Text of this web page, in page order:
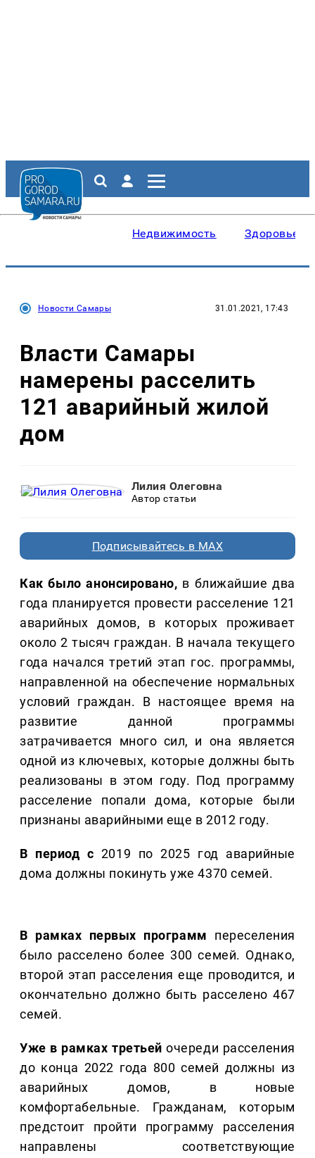
Недвижимость Здоровье
Новости Самары 31.01.2021, 17:43
Власти Самары
намерены расселить
121 аварийный жилой
дом
Лилия Олеговна
Автор статьи
Подписывайтесь в MAX
Как было анонсировано, в ближайшие два
года планируется провести расселение 121
аварийных домов, в которых проживает
около 2 тысяч граждан. В начала текущего
года начался третий этап гос. программы,
направленной на обеспечение нормальных
условий граждан. В настоящее время на
развитие данной программы
затрачивается много сил, и она является
одной из ключевых, которые должны быть
реализованы в этом году. Под программу
расселение попали дома, которые были
признаны аварийными еще в 2012 году.
В период с 2019 по 2025 год аварийные
дома должны покинуть уже 4370 семей.
В рамках первых программ переселения
было расселено более 300 семей. Однако,
второй этап расселения еще проводится, и
окончательно должно быть расселено 467
семей.
Уже в рамках третьей очереди расселения
до конца 2022 года 800 семей должны из
аварийных домов, в новые
комфортабельные. Гражданам, которым
предстоит пройти программу расселения
направлены соответствующие